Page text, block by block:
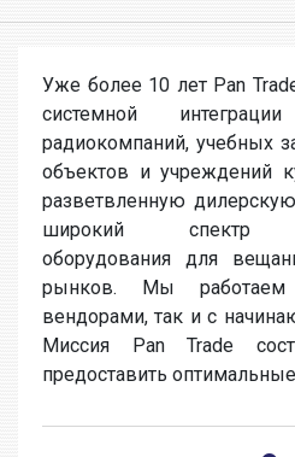
Уже более 10 лет Pan
системной
радиокомпаний, учебных
объектов и учреждений
разветвленную
широкий спектр
оборудования для
рынков. Мы
вендорами, так и с
Миссия Pan Trade
предоставить